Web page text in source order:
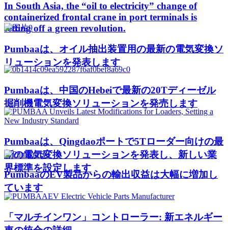
In South Asia, the “oil to electricity” change of
containerized frontal crane in port terminals is
setting off a green revolution.
Pumbaaは、オイル抽出装置用の最新の電気変換ソ
リューションを発表します
Pumbaaは、中国のHebeiで最新の20Tディーゼル
掘削機電気変換ソリューションを発売します
Pumbaaは、Qingdaoポートで5Tローダー向けの最
新の電気変換ソリューションを発表し、新しい業
界標準を設定します
PumbaaのEV製品からの輸出収益は大幅に増加し
ています
「マルチインワン」コントローラー: 新エネルギー